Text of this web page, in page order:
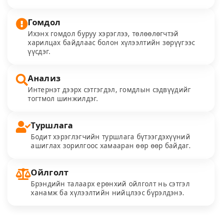
Гомдол
Ихэнх гомдол буруу хэрэглээ, төлөөлөгчтэй
харилцах байдлаас болон хүлээлтийн зөрүүгээс
үүсдэг.
Анализ
Интернэт дээрх сэтгэгдэл, гомдлын сэдвүүдийг
тогтмол шинжилдэг.
Туршлага
Бодит хэрэглэгчийн туршлага бүтээгдэхүүний
ашиглах зорилгоос хамааран өөр өөр байдаг.
Ойлголт
Брэндийн талаарх ерөнхий ойлголт нь сэтгэл
ханамж ба хүлээлтийн нийцлээс бүрэлдэнэ.